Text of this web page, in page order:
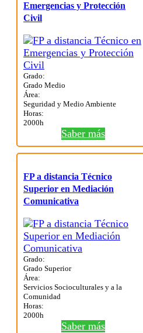
Emergencias y Protección
Civil
Grado:
Grado Medio
Área:
Seguridad y Medio Ambiente
Horas:
2000h
Saber más
FP a distancia Técnico
Superior en Mediación
Comunicativa
Grado:
Grado Superior
Área:
Servicios Socioculturales y a la
Comunidad
Horas:
2000h
Saber más